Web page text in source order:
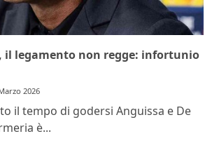
il legamento non regge: infortunio
2026
il tempo di godersi Anguissa e De
è...